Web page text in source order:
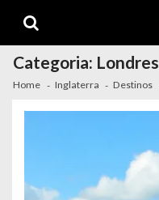
navigation
content
Categoria: Londres
Home Inglaterra Destinos